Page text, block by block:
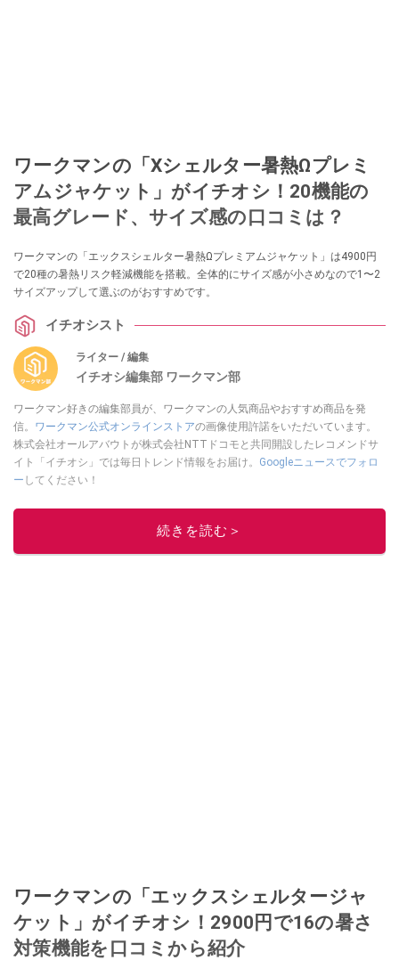
ワークマンの「Xシェルター暑熱Ωプレミ
アムジャケット」がイチオシ！20機能の
最高グレード、サイズ感の口コミは？
ワークマンの「エックスシェルター暑熱Ωプレミアムジャケット」は4900円
で20種の暑熱リスク軽減機能を搭載。全体的にサイズ感が小さめなので1〜2
サイズアップして選ぶのがおすすめです。
イチオシスト
ライター / 編集
イチオシ編集部 ワークマン部
ワークマン好きの編集部員が、ワークマンの人気商品やおすすめ商品を発
信。 ワークマン公式オンラインストアの画像使用許諾をいただいています。
株式会社オールアバウトが株式会社NTTドコモと共同開設したレコメンドサ
イト「イチオシ」では毎日トレンド情報をお届け。 Googleニュースでフォロ
ー してください！
このイチオシストの他の記事を読む
続きを読む＞
ワークマンの「エックスシェルタージャ
ケット」がイチオシ！2900円で16の暑さ
対策機能を口コミから紹介